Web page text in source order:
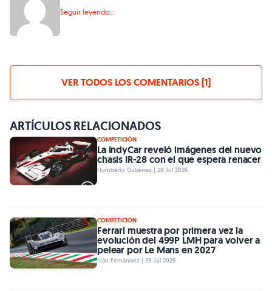
Seguir leyendo...
VER TODOS LOS COMENTARIOS [1]
ARTÍCULOS RELACIONADOS
COMPETICIÓN
La IndyCar reveló imágenes del nuevo
chasis IR-28 con el que espera renacer
Humberto Gutiérrez | 28 Jul 2026
COMPETICIÓN
Ferrari muestra por primera vez la
evolución del 499P LMH para volver a
pelear por Le Mans en 2027
Iván Fernández | 28 Jul 2026